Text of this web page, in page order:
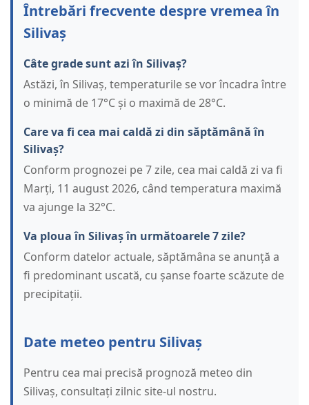
Întrebări frecvente despre vremea în
Silivaș
Câte grade sunt azi în Silivaș?
Astăzi, în Silivaș, temperaturile se vor încadra între
o minimă de 17°C și o maximă de 28°C.
Care va fi cea mai caldă zi din săptămână în
Silivaș?
Conform prognozei pe 7 zile, cea mai caldă zi va fi
Marți, 11 august 2026, când temperatura maximă
va ajunge la 32°C.
Va ploua în Silivaș în următoarele 7 zile?
Conform datelor actuale, săptămâna se anunță a
fi predominant uscată, cu șanse foarte scăzute de
precipitații.
Date meteo pentru Silivaș
Pentru cea mai precisă prognoză meteo din
Silivaș, consultați zilnic site-ul nostru.